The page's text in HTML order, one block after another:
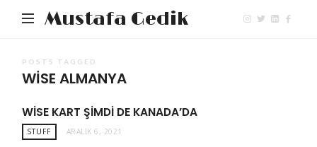
Mustafa Gedik
POSTS TAGGED
WISE ALMANYA
WISE KART ŞIMDI DE KANADA’DA
STUFF ARALIK 6, 2021